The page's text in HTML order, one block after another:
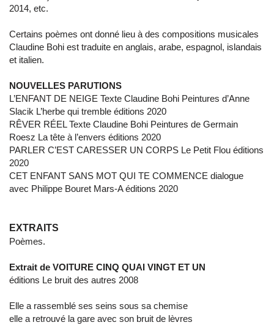
2014, etc.
Certains poèmes ont donné lieu à des compositions musicales
Claudine Bohi est traduite en anglais, arabe, espagnol, islandais
et italien.
NOUVELLES PARUTIONS
L’ENFANT DE NEIGE Texte Claudine Bohi Peintures d’Anne
Slacik L’herbe qui tremble éditions 2020
RÊVER RÉEL Texte Claudine Bohi Peintures de Germain
Roesz La tête à l’envers éditions 2020
PARLER C’EST CARESSER UN CORPS Le Petit Flou éditions
2020
CET ENFANT SANS MOT QUI TE COMMENCE dialogue
avec Philippe Bouret Mars-A éditions 2020
EXTRAITS
Poèmes.
Extrait de VOITURE CINQ QUAI VINGT ET UN
éditions Le bruit des autres 2008
Elle a rassemblé ses seins sous sa chemise
elle a retrouvé la gare avec son bruit de lèvres